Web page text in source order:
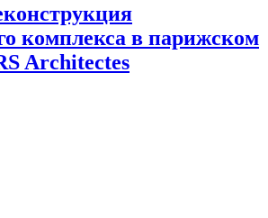
комплекса в парижском
Architectes